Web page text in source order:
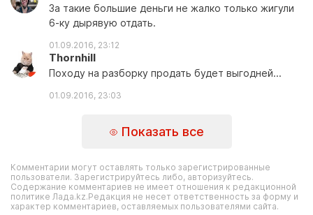
За такие большие деньги не жалко только жигули
6-ку дырявую отдать.
01.09.2016, 23:12
Thornhill
Походу на разборку продать будет выгодней...
01.09.2016, 23:03
Показать все
Комментарии могут оставлять только зарегистрированные
пользователи. Зарегистрируйтесь либо, авторизуйтесь.
Содержание комментариев не имеет отношения к редакционной
политике Лада.kz.Редакция не несет ответственность за форму и
характер комментариев, оставляемых пользователями сайта.